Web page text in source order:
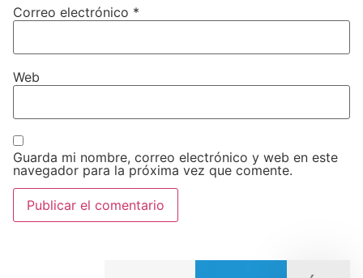
Correo electrónico *
Web
Guarda mi nombre, correo electrónico y web en este
navegador para la próxima vez que comente.